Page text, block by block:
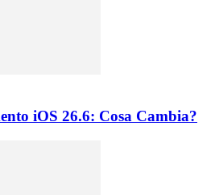
iOS 26.6: Cosa Cambia?